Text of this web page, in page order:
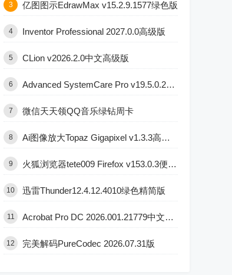
3 亿图图示EdrawMax v15.2.9.1577绿色版
4 Inventor Professional 2027.0.0高级版
5 CLion v2026.2.0中文高级版
6 Advanced SystemCare Pro v19.5.0.227版
7 微信天天领QQ音乐绿钻周卡
8 Ai图像放大Topaz Gigapixel v1.3.3高级版
9 火狐浏览器tete009 Firefox v153.0.3便携版
10 迅雷Thunder12.4.12.4010绿色精简版
11 Acrobat Pro DC 2026.001.21779中文直装版
12 完美解码PureCodec 2026.07.31版